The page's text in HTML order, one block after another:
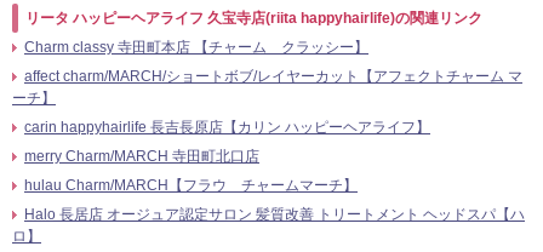
リータ ハッピーヘアライフ 久宝寺店(riita happyhairlife)の関連リンク
Charm classy 寺田町本店 【チャーム クラッシー】
affect charm/MARCH/ショートボブ/レイヤーカット【アフェクトチャーム マ
ーチ】
carin happyhairlife 長吉長原店【カリン ハッピーヘアライフ】
merry Charm/MARCH 寺田町北口店
hulau Charm/MARCH【フラウ チャームマーチ】
Halo 長居店 オージュア認定サロン 髪質改善 トリートメント ヘッドスパ【ハ
ロ】